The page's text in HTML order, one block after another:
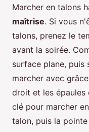
Marcher en talons
maîtrise. Si vous
talons, prenez le
avant la soirée.
surface plane, puis
marcher avec
droit et les épaules
clé pour marcher
talon, puis la